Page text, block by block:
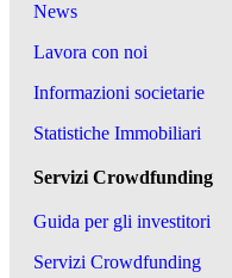
News
Lavora con noi
Informazioni societarie
Statistiche Immobiliari
Servizi Crowdfunding
Guida per gli investitori
Servizi Crowdfunding